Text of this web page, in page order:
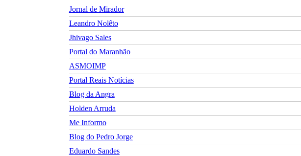
Jornal de Mirador
Leandro Nolêto
Jhivago Sales
Portal do Maranhão
ASMOIMP
Portal Reais Notí­cias
Blog da Angra
Holden Arruda
Me Informo
Blog do Pedro Jorge
Eduardo Sandes